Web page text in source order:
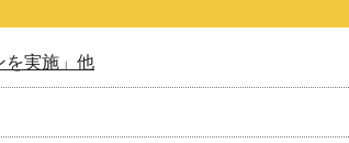
を実施」他